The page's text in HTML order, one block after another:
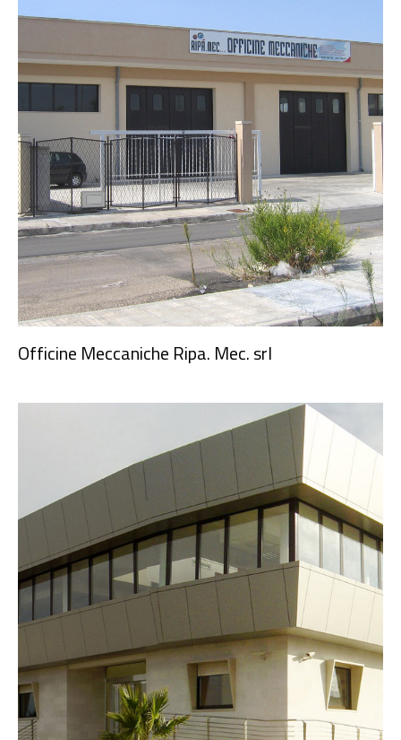
Officine Meccaniche Ripa. Mec. srl